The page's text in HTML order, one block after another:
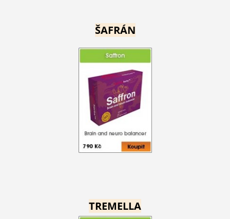
ŠAFRÁN
TREMELLA